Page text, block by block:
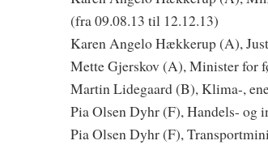
(fra 09.08.13 til 12.12.13)
Karen Angelo Hækkerup (A),
Mette Gjerskov (A), Minister for
Martin Lidegaard (B), Klima-,
Pia Olsen Dyhr (F), Handels- og
Pia Olsen Dyhr (F),